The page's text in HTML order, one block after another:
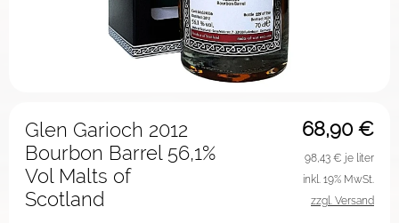
68,90 €
Glen Garioch 2012
Bourbon Barrel 56,1%
Vol Malts of
Scotland
98,43 € je liter
inkl. 19% MwSt.
zzgl. Versand